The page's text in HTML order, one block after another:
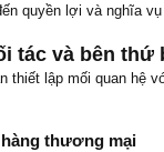
quyền lợi và nghĩa
tác và bên thứ
thiết lập mối quan
thương mại